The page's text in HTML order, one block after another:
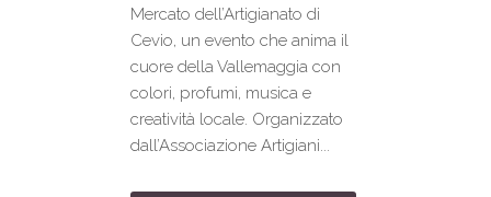
Mercato dell’Artigianato di
Cevio, un evento che anima il
cuore della Vallemaggia con
colori, profumi, musica e
creatività locale. Organizzato
dall’Associazione Artigiani...